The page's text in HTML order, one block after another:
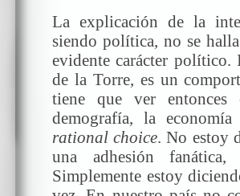
La explicación de la
siendo política, no se
evidente carácter político.
de la Torre, es un
tiene que ver
demografía, la
rational choice. No estoy
una adhesión
Simplemente estoy